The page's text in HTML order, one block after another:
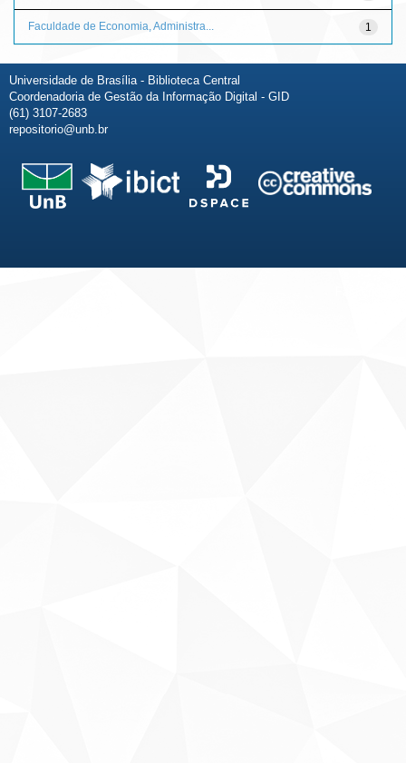
1
Faculdade de Economia, Administra...
Universidade de Brasília - Biblioteca Central
Coordenadoria de Gestão da Informação Digital - GID
(61) 3107-2683
repositorio@unb.br